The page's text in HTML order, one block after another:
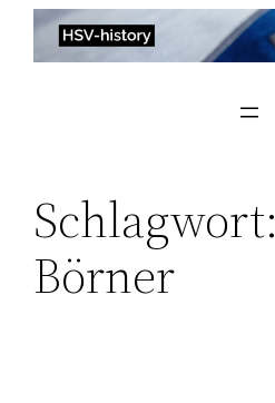
Zum
Inhalt
Schlagwort:
Börner